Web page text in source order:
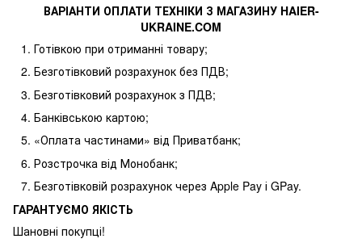
ВАРІАНТИ ОПЛАТИ ТЕХНІКИ З МАГАЗИНУ HAIER-
UKRAINE.COM
Готівкою при отриманні товару;
Безготівковий розрахунок без ПДВ;
Безготівковий розрахунок з ПДВ;
Банківською картою;
«Оплата частинами» від Приватбанк;
Розстрочка від Монобанк;
Безготівковій розрахунок через Apple Pay і GPay.
ГАРАНТУЄМО ЯКІСТЬ
Шановні покупці!